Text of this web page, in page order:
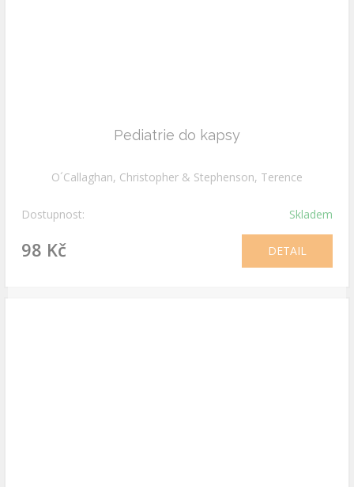
Pediatrie do kapsy
O´Callaghan, Christopher & Stephenson, Terence
Dostupnost: Skladem
98 Kč DETAIL